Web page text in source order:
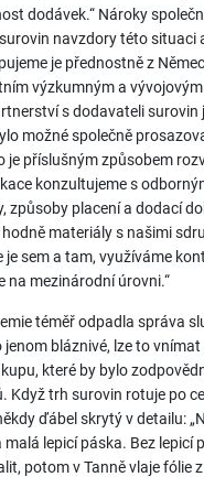
dodávek.“ Nároky
navzdory této situaci
je přednostně z
výzkumným a
s dodavateli surovin
možné společně
je příslušným způsobem
konzultujeme s
způsoby placení a dodací
materiály s našimi
je sem a tam, využíváme
na mezinárodní úrovni.“
téměř odpadla správa
jenom bláznivé, lze to
které by bylo
Když trh surovin rotuje po
ďábel skrytý v detailu:
lepicí páska. Bez lepicí
potom v Tanně vlaje fólie